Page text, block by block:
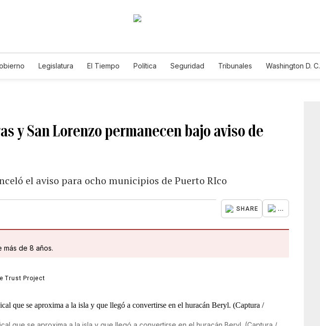
Legislatura El Tiempo Política Seguridad Tribunales Washington D. C.
y San Lorenzo permanecen bajo aviso de
el aviso para ocho municipios de Puerto RIco
SHARE ...
más de 8 años.